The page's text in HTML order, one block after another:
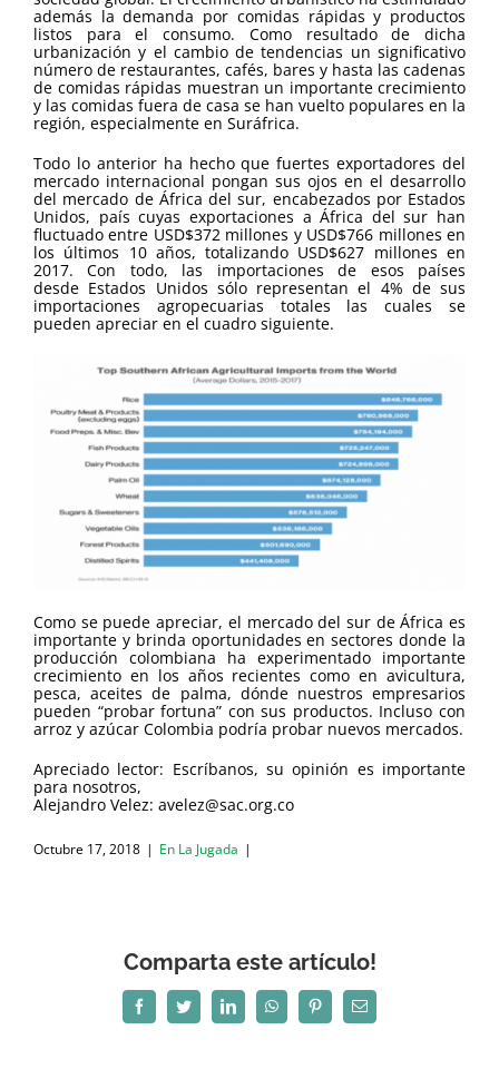
además la demanda por comidas rápidas y productos
listos para el consumo. Como resultado de dicha
urbanización y el cambio de tendencias un significativo
número de restaurantes, cafés, bares y hasta las cadenas
de comidas rápidas muestran un importante crecimiento
y las comidas fuera de casa se han vuelto populares en la
región, especialmente en Suráfrica.
Todo lo anterior ha hecho que fuertes exportadores del
mercado internacional pongan sus ojos en el desarrollo
del mercado de África del sur, encabezados por Estados
Unidos, país cuyas exportaciones a África del sur han
fluctuado entre USD$372 millones y USD$766 millones en
los últimos 10 años, totalizando USD$627 millones en
2017. Con todo, las importaciones de esos países
desde Estados Unidos sólo representan el 4% de sus
importaciones agropecuarias totales las cuales se
pueden apreciar en el cuadro siguiente.
Como se puede apreciar, el mercado del sur de África es
importante y brinda oportunidades en sectores donde la
producción colombiana ha experimentado importante
crecimiento en los años recientes como en avicultura,
pesca, aceites de palma, dónde nuestros empresarios
pueden “probar fortuna” con sus productos. Incluso con
arroz y azúcar Colombia podría probar nuevos mercados.
Apreciado lector: Escríbanos, su opinión es importante
para nosotros,
Alejandro Velez: avelez@sac.org.co
Octubre 17, 2018 | En La Jugada |
Comparta este artículo!
FacebookTwitterLinkedInWhatsAppPinterestCorreo
electrónico